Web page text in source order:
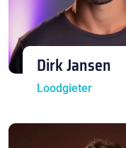
Dirk Jansen
Loodgieter